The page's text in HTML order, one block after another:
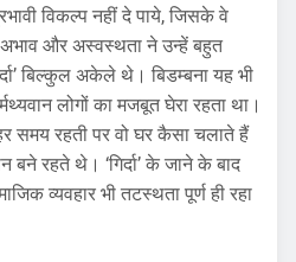
विकल्प नहीं दे पाये, जिसके वे
और अस्वस्थता ने उन्हें बहुत
बिल्कुल अकेले थे। बिडम्बना यह भी
लोगों का मजबूत घेरा रहता था।
समय रहती पर वो घर कैसा चलाते हैं
बने रहते थे। ‘गिर्दा’ के जाने के बाद
व्यवहार भी तटस्थता पूर्ण ही रहा